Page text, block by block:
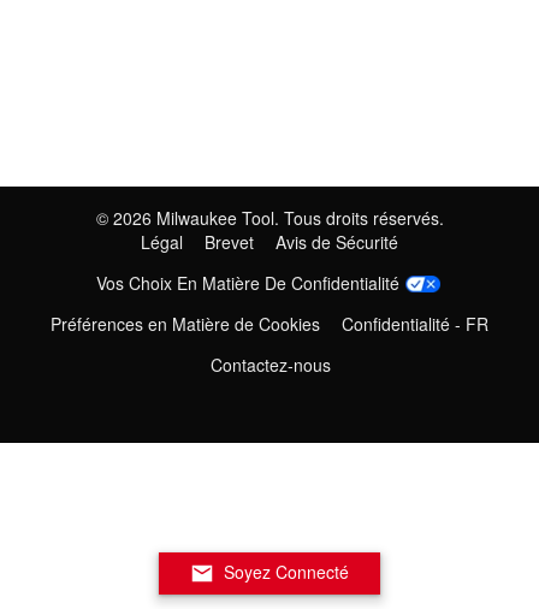
Soyez Connecté
© 2026 Milwaukee Tool. Tous droits réservés.
Légal
Brevet
Avis de Sécurité
Vos Choix En Matière De Confidentialité
Préférences en Matière de Cookies
Confidentialité - FR
Contactez-nous